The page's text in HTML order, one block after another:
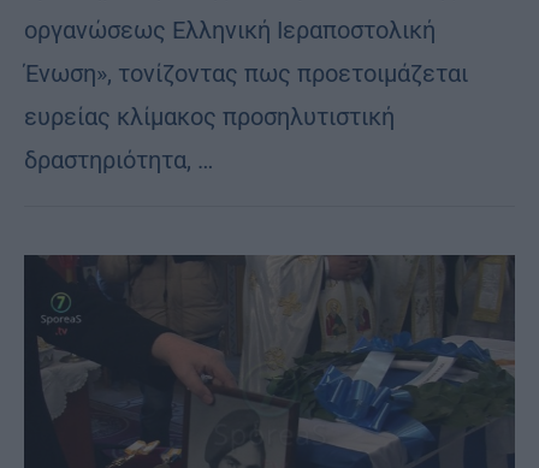
οργανώσεως Ελληνική Ιεραποστολική
Ένωση», τονίζοντας πως προετοιμάζεται
ευρείας κλίμακος προσηλυτιστική
δραστηριότητα, …